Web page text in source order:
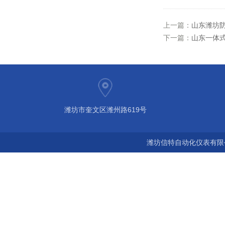
上一篇： 山东潍坊
下一篇： 山东一体
潍坊市奎文区潍州路619号
潍坊信特自动化仪表有